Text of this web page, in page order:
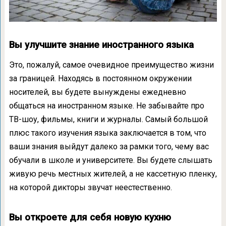
Вы улучшите знание иностранного языка
Это, пожалуй, самое очевидное преимущество жизни
за границей. Находясь в постоянном окружении
носителей, вы будете вынуждены ежедневно
общаться на иностранном языке. Не забывайте про
ТВ-шоу, фильмы, книги и журналы. Самый большой
плюс такого изучения языка заключается в том, что
ваши знания выйдут далеко за рамки того, чему вас
обучали в школе и университете. Вы будете слышать
живую речь местных жителей, а не кассетную пленку,
на которой дикторы звучат неестественно.
Вы откроете для себя новую кухню